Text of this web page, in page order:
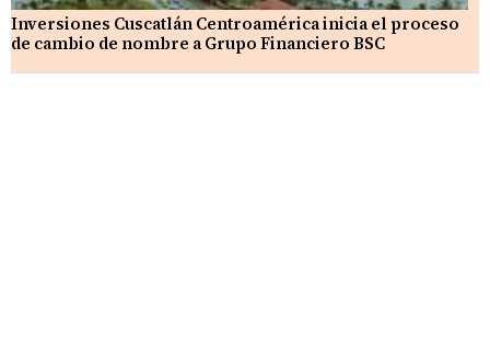
Inversiones Cuscatlán Centroamérica inicia el proceso
de cambio de nombre a Grupo Financiero BSC